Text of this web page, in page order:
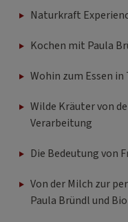
Naturkraft
Kochen mit Paula
Wohin zum Essen in
Wilde Kräuter von
Verarbeitung
Die Bedeutung von
Von der Milch zur
Paula Bründl und